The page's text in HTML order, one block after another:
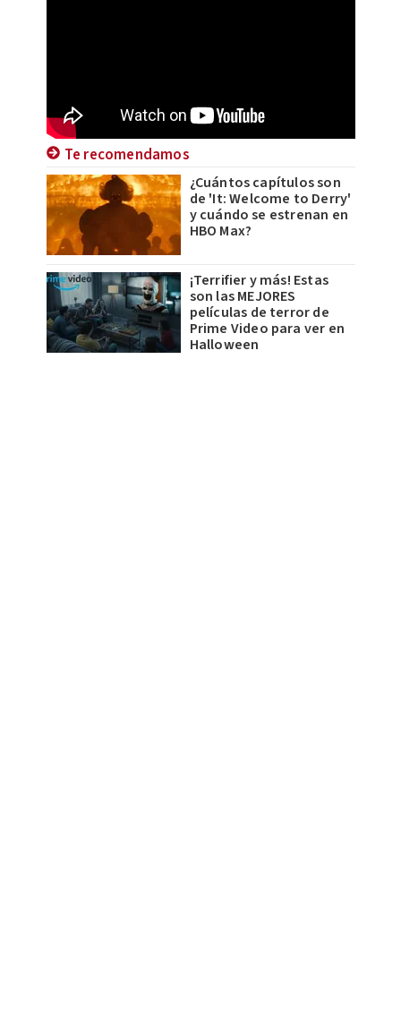
Te recomendamos
¿Cuántos capítulos son
de 'It: Welcome to Derry'
y cuándo se estrenan en
HBO Max?
¡Terrifier y más! Estas
son las MEJORES
películas de terror de
Prime Video para ver en
Halloween